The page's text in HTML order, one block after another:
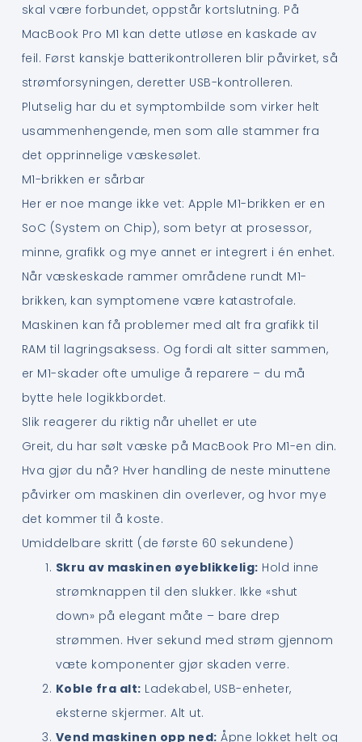
skal være forbundet, oppstår kortslutning. På
MacBook Pro M1 kan dette utløse en kaskade av
feil. Først kanskje batterikontrolleren blir påvirket, så
strømforsyningen, deretter USB-kontrolleren.
Plutselig har du et symptombilde som virker helt
usammenhengende, men som alle stammer fra
det opprinnelige væskesølet.
M1-brikken er sårbar
Her er noe mange ikke vet: Apple M1-brikken er en
SoC (System on Chip), som betyr at prosessor,
minne, grafikk og mye annet er integrert i én enhet.
Når væskeskade rammer områdene rundt M1-
brikken, kan symptomene være katastrofale.
Maskinen kan få problemer med alt fra grafikk til
RAM til lagringsaksess. Og fordi alt sitter sammen,
er M1-skader ofte umulige å reparere – du må
bytte hele logikkbordet.
Slik reagerer du riktig når uhellet er ute
Greit, du har sølt væske på MacBook Pro M1-en din.
Hva gjør du nå? Hver handling de neste minuttene
påvirker om maskinen din overlever, og hvor mye
det kommer til å koste.
Umiddelbare skritt (de første 60 sekundene)
Skru av maskinen øyeblikkelig: Hold inne
strømknappen til den slukker. Ikke «shut
down» på elegant måte – bare drep
strømmen. Hver sekund med strøm gjennom
væte komponenter gjør skaden verre.
Koble fra alt: Ladekabel, USB-enheter,
eksterne skjermer. Alt ut.
Vend maskinen opp ned: Åpne lokket helt og